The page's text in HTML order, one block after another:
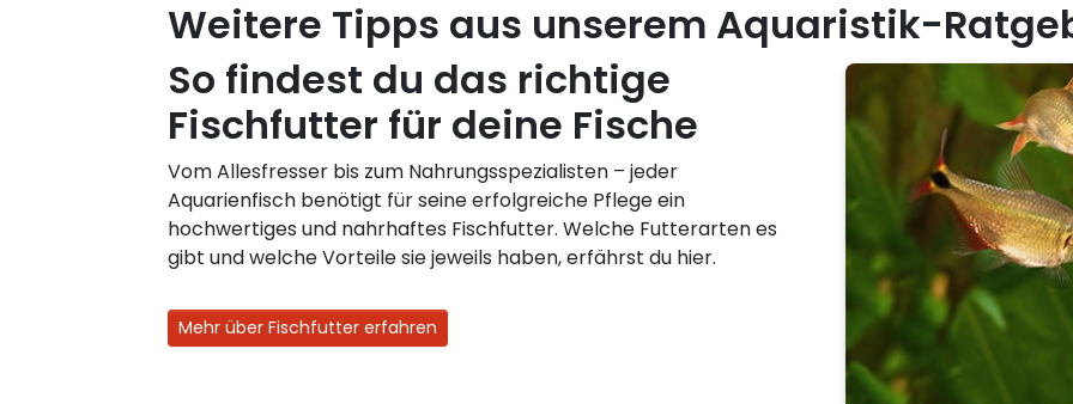
Weitere Tipps aus unserem Aquaristik-
So findest du das richtige
Fischfutter für deine Fische
Vom Allesfresser bis zum Nahrungsspezialisten – jeder
Aquarienfisch benötigt für seine erfolgreiche Pflege ein
hochwertiges und nahrhaftes Fischfutter. Welche Futterarten es
gibt und welche Vorteile sie jeweils haben, erfährst du hier.
Mehr über Fischfutter erfahren